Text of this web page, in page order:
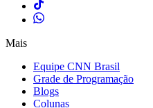
Mais
Equipe CNN Brasil
Grade de Programação
Blogs
Colunas